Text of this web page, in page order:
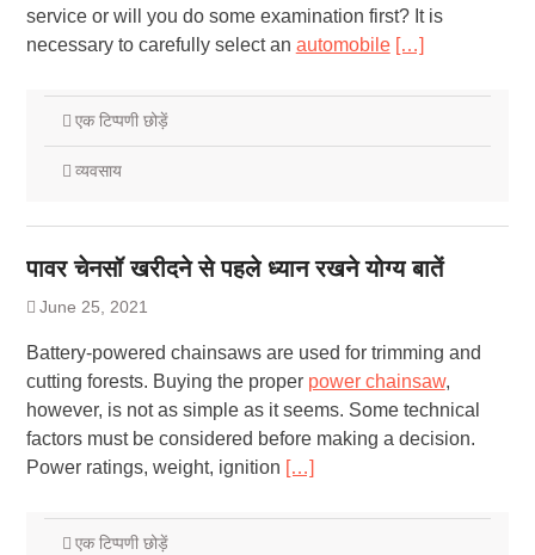
service or will you do some examination first? It is
necessary to carefully select an automobile […]
एक टिप्पणी छोड़ें
व्यवसाय
पावर चेनसॉ खरीदने से पहले ध्यान रखने योग्य बातें
June 25, 2021
Battery-powered chainsaws are used for trimming and
cutting forests. Buying the proper power chainsaw,
however, is not as simple as it seems. Some technical
factors must be considered before making a decision.
Power ratings, weight, ignition […]
एक टिप्पणी छोड़ें